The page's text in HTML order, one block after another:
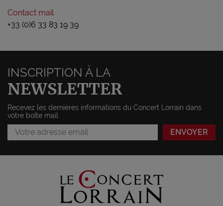
Contact mail
+33 (0)6 33 83 19 39
INSCRIPTION À LA
NEWSLETTER
Recevez les dernières informations du Concert Lorrain dans
votre boîte mail